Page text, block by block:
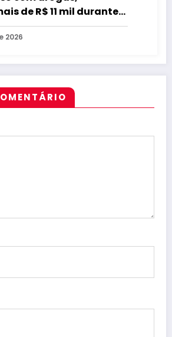
de R$ 11 mil durante
Marcação
2026